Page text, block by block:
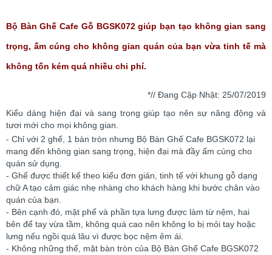
Bộ Bàn Ghế Cafe Gỗ BGSK072 giúp bạn tạo không gian sang
trọng, ấm cúng cho không gian quán của bạn vừa tinh tế mà
không tốn kém quá nhiều chi phí.
*// Đang Cập Nhật: 25/07/2019
Kiểu dáng hiện đại và sang trọng giúp tạo nên sự năng động và
tươi mới cho mọi không gian.
- Chỉ với 2 ghế, 1 bàn tròn nhưng Bộ Bàn Ghế Cafe BGSK072 lại
mang đến không gian sang trọng, hiện đại mà đầy ấm cúng cho
quán sử dụng.
- Ghế được thiết kế theo kiểu đơn giản, tinh tế với khung gỗ dạng
chữ A tạo cảm giác nhẹ nhàng cho khách hàng khi bước chân vào
quán của bạn.
- Bên cạnh đó, mặt phế và phần tựa lưng được làm từ nệm, hai
bên để tay vừa tầm, không quá cao nên không lo bị mỏi tay hoặc
lưng nếu ngồi quá lâu vì được bọc nệm êm ái.
- Không những thế, mặt bàn tròn của Bộ Bàn Ghế Cafe BGSK072